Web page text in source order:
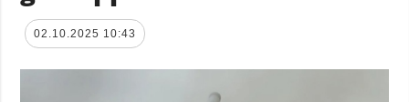
02.10.2025 10:43